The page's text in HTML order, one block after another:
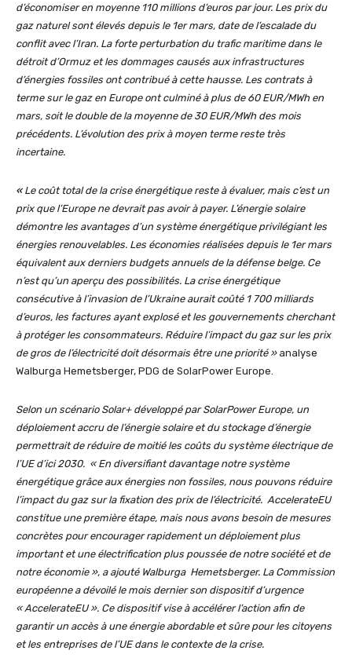
d’économiser en moyenne 110 millions d’euros par jour. Les prix du
gaz naturel sont élevés depuis le 1er mars, date de l’escalade du
conflit avec l’Iran. La forte perturbation du trafic maritime dans le
détroit d’Ormuz et les dommages causés aux infrastructures
d’énergies fossiles ont contribué à cette hausse. Les contrats à
terme sur le gaz en Europe ont culminé à plus de 60 EUR/MWh en
mars, soit le double de la moyenne de 30 EUR/MWh des mois
précédents. L’évolution des prix à moyen terme reste très
incertaine.
« Le coût total de la crise énergétique reste à évaluer, mais c’est un
prix que l’Europe ne devrait pas avoir à payer. L’énergie solaire
démontre les avantages d’un système énergétique privilégiant les
énergies renouvelables. Les économies réalisées depuis le 1er mars
équivalent aux derniers budgets annuels de la défense belge. Ce
n’est qu’un aperçu des possibilités. La crise énergétique
consécutive à l’invasion de l’Ukraine aurait coûté 1 700 milliards
d’euros, les factures ayant explosé et les gouvernements cherchant
à protéger les consommateurs. Réduire l’impact du gaz sur les prix
de gros de l’électricité doit désormais être une priorité »analyse
Walburga Hemetsberger, PDG de SolarPower Europe.
Selon un scénario Solar+ développé par SolarPower Europe, un
déploiement accru de l’énergie solaire et du stockage d’énergie
permettrait de réduire de moitié les coûts du système électrique de
l’UE d’ici 2030. « En diversifiant davantage notre système
énergétique grâce aux énergies non fossiles, nous pouvons réduire
l’impact du gaz sur la fixation des prix de l’électricité. AccelerateEU ​​
constitue une première étape, mais nous avons besoin de mesures
concrètes pour encourager rapidement un déploiement plus
important et une électrification plus poussée de notre société et de
notre économie », a ajouté Walburga Hemetsberger. La Commission
européenne a dévoilé le mois dernier son dispositif d’urgence
« AccelerateEU ​​». Ce dispositif vise à accélérer l’action afin de
garantir un accès à une énergie abordable et sûre pour les citoyens
et les entreprises de l’UE dans le contexte de la crise.